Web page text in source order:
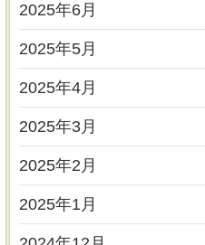
2025年6月
2025年5月
2025年4月
2025年3月
2025年2月
2025年1月